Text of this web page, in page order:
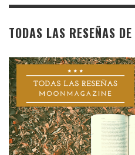
TODAS LAS RESEÑAS